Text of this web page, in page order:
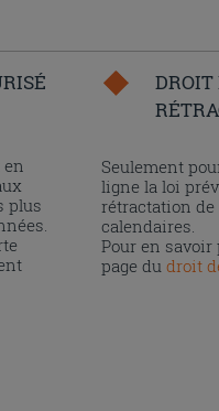
en
plus
DROIT
Seulement
ligne la loi
rétractation de
calendaires.
Pour en
page dudroit